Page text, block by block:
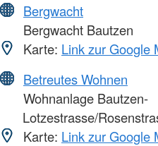
Bergwacht
Bergwacht Bautzen
Karte: Link zur Google
Betreutes Wohnen
Wohnanlage Bautzen-
Lotzestrasse/
Karte: Link zur Google